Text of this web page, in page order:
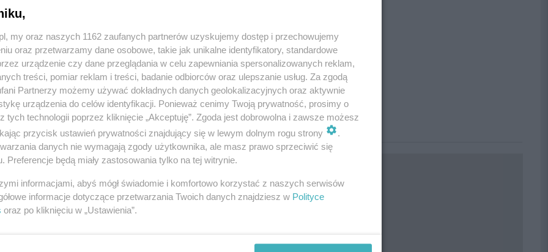
Sport i rekreacja
2525, wyświetleń: 3084
LOKALIZACJA NA MAPIE
my oraz naszych 1162 zaufanych partnerów uzyskujemy dostęp i przechowujemy
oraz przetwarzamy dane osobowe, takie jak unikalne identyfikatory, standardowe
urządzenie czy dane przeglądania w celu zapewniania spersonalizowanych reklam,
treści, pomiar reklam i treści, badanie odbiorców oraz ulepszanie usług. Za zgodą
Partnerzy możemy używać dokładnych danych geolokalizacyjnych oraz aktywnie
urządzenia do celów identyfikacji. Ponieważ cenimy Twoją prywatność, prosimy o
tych technologii poprzez kliknięcie „Akceptuję”. Zgoda jest dobrowolna i zawsze możesz
przycisk ustawień prywatności znajdujący się w lewym dolnym rogu strony
danych nie wymagają zgody użytkownika, ale masz prawo sprzeciwić się
Preferencje będą miały zastosowania tylko na tej witrynie.
informacjami, abyś mógł świadomie i komfortowo korzystać z naszych serwisów
informacje dotyczące przetwarzania Twoich danych znajdziesz w Polityce
oraz po kliknięciu w „Ustawienia”.